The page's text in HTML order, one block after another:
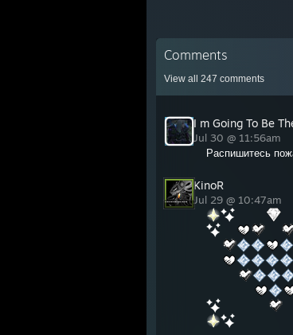
Comments
View all 247 comments
I m Going To Be
Jul 30 @ 11:56am
Распишитесь
KinoR
Jul 29 @ 10:47am